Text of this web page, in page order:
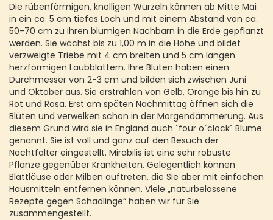
Die rübenförmigen, knolligen Wurzeln können ab Mitte Mai
in ein ca. 5 cm tiefes Loch und mit einem Abstand von ca.
50-70 cm zu ihren blumigen Nachbarn in die Erde gepflanzt
werden. Sie wächst bis zu 1,00 m in die Höhe und bildet
verzweigte Triebe mit 4 cm breiten und 5 cm langen
herzförmigen Laubblättern. Ihre Blüten haben einen
Durchmesser von 2-3 cm und bilden sich zwischen Juni
und Oktober aus. Sie erstrahlen von Gelb, Orange bis hin zu
Rot und Rosa. Erst am späten Nachmittag öffnen sich die
Blüten und verwelken schon in der Morgendämmerung. Aus
diesem Grund wird sie in England auch ´four o´clock´ Blume
genannt. Sie ist voll und ganz auf den Besuch der
Nachtfalter eingestellt. Mirabilis ist eine sehr robuste
Pflanze gegenüber Krankheiten. Gelegentlich können
Blattläuse oder Milben auftreten, die Sie aber mit einfachen
Hausmitteln entfernen können. Viele „naturbelassene
Rezepte gegen Schädlinge“ haben wir für Sie
zusammengestellt.